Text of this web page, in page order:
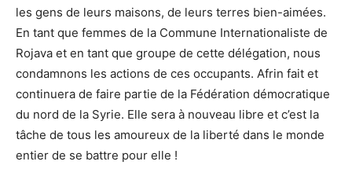
les gens de leurs maisons, de leurs terres bien-aimées.
En tant que femmes de la Commune Internationaliste de
Rojava et en tant que groupe de cette délégation, nous
condamnons les actions de ces occupants. Afrin fait et
continuera de faire partie de la Fédération démocratique
du nord de la Syrie. Elle sera à nouveau libre et c’est la
tâche de tous les amoureux de la liberté dans le monde
entier de se battre pour elle !